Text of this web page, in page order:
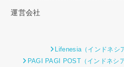
運営会社
Lifenesia（インドネシ
PAGI PAGI POST（インドネシ